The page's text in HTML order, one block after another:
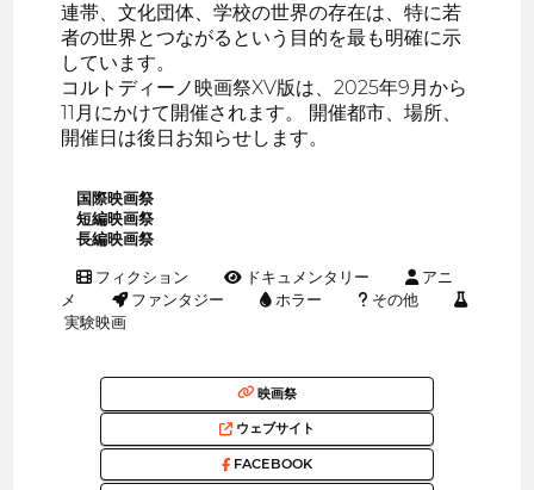
連帯、文化団体、学校の世界の存在は、特に若
者の世界とつながるという目的を最も明確に示
しています。
コルトディーノ映画祭XV版は、2025年9月から
11月にかけて開催されます。 開催都市、場所、
開催日は後日お知らせします。
国際映画祭
短編映画祭
長編映画祭
フィクション ドキュメンタリー
アニ
メ
ファンタジー ホラー
その他
実験映画
映画祭
ウェブサイト
FACEBOOK